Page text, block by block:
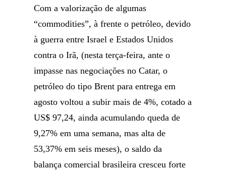
Com a valorização de algumas
“commodities”, à frente o petróleo, devido
à guerra entre Israel e Estados Unidos
contra o Irã, (nesta terça-feira, ante o
impasse nas negociações no Catar, o
petróleo do tipo Brent para entrega em
agosto voltou a subir mais de 4%, cotado a
US$ 97,24, ainda acumulando queda de
9,27% em uma semana, mas alta de
53,37% em seis meses), o saldo da
balança comercial brasileira cresceu forte